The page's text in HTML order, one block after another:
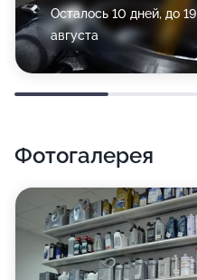
Осталось 10 дней, до 19
августа
Фотогалерея